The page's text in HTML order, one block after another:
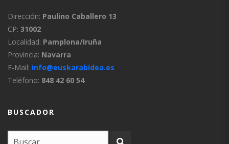
Dirección: Paulino Caballero 13
CP: 31002
Localidad: Pamplona/Iruña
Provincia: Navarra
E-Mail: info@euskarabidea.es
Teléfono: 848 42 60 54
BUSCADOR